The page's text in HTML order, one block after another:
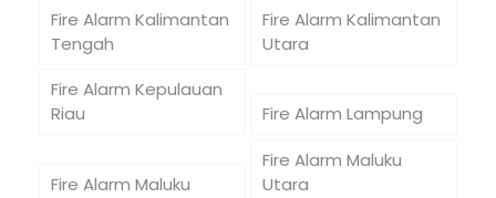
Fire Alarm Kalimantan
Tengah
Fire Alarm Kalimantan
Utara
Fire Alarm Kepulauan
Riau
Fire Alarm Lampung
Fire Alarm Maluku
Fire Alarm Maluku
Utara